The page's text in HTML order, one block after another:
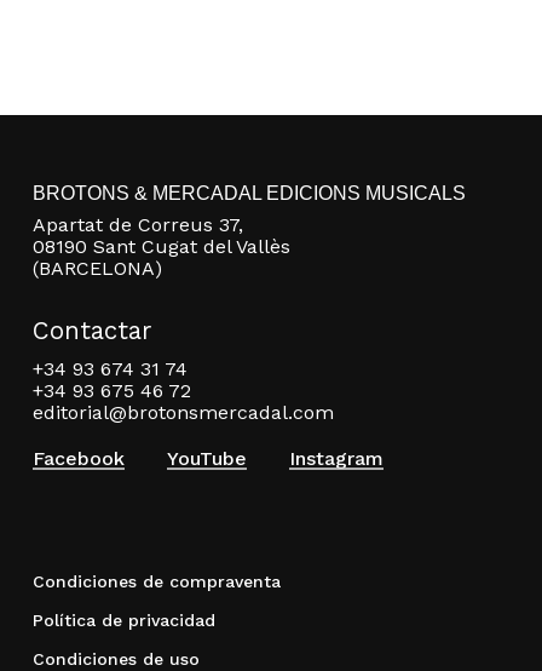
BROTONS & MERCADAL EDICIONS MUSICALS
Apartat de Correus 37,
08190 Sant Cugat del Vallès
(BARCELONA)
Contactar
+34 93 674 31 74
+34 93 675 46 72
editorial@brotonsmercadal.com
Facebook
YouTube Instagram
Condiciones de compraventa
Política de privacidad
Condiciones de uso